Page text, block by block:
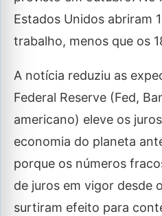
Estados Unidos abriram
trabalho, menos que os
A notícia reduziu as
Federal Reserve (Fed,
americano) eleve os
economia do planeta
porque os números
de juros em vigor desde
surtiram efeito para